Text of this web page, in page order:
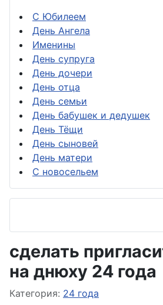
С Юбилеем
День Ангела
Именины
День супруга
День дочери
День отца
День семьи
День бабушек и дедушек
День Тёщи
День сыновей
День матери
С новосельем
сделать
на днюху 24 года
Информация о материале
Категория: 24 года